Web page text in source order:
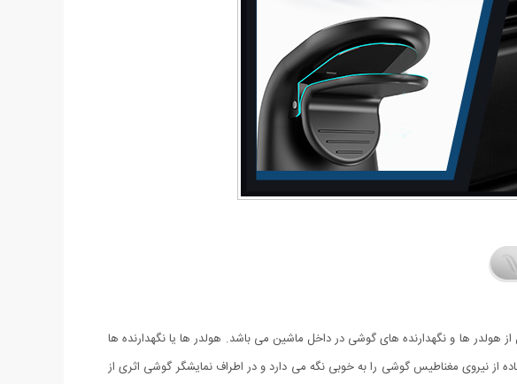
هولدر ها و نگهدارنده های گوشی در داخل ماشین می باشد. هولدر ها یا نگهدارنده ها
از نیروی مغناطیس گوشی را به خوبی نگه می دارد و در اطراف نمایشگر گوشی اثری از